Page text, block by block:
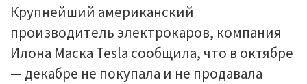
Крупнейший американский
производитель электрокаров, компания
Илона Маска Tesla сообщила, что в октябре
— декабре не покупала и не продавала